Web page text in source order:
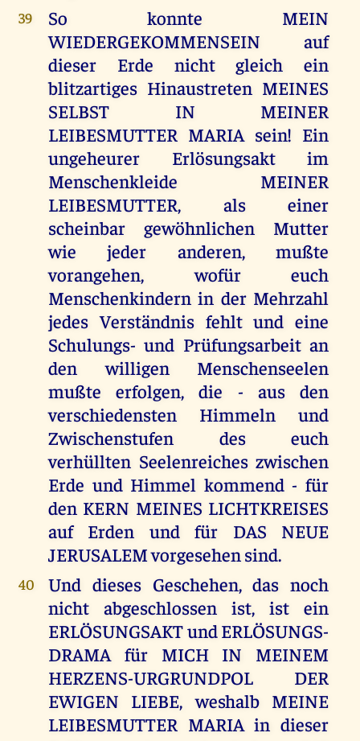
39
So konnte MEIN
WIEDERGEKOMMENSEIN auf
dieser Erde nicht gleich ein
blitzartiges Hinaustreten MEINES
SELBST IN MEINER
LEIBESMUTTER MARIA sein! Ein
ungeheurer Erlösungsakt im
Menschenkleide MEINER
LEIBESMUTTER, als einer
scheinbar gewöhnlichen Mutter
wie jeder anderen, mußte
vorangehen, wofür euch
Menschenkindern in der Mehrzahl
jedes Verständnis fehlt und eine
Schulungs- und Prüfungsarbeit an
den willigen Menschenseelen
mußte erfolgen, die - aus den
verschiedensten Himmeln und
Zwischenstufen des euch
verhüllten Seelenreiches zwischen
Erde und Himmel kommend - für
den KERN MEINES LICHTKREISES
auf Erden und für DAS NEUE
JERUSALEM vorgesehen sind.
40
Und dieses Geschehen, das noch
nicht abgeschlossen ist, ist ein
ERLÖSUNGSAKT und ERLÖSUNGS-
DRAMA für MICH IN MEINEM
HERZENS-URGRUNDPOL DER
EWIGEN LIEBE, weshalb MEINE
LEIBESMUTTER MARIA in dieser